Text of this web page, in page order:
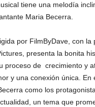
tiene una melodía
Maria Becerra.
por FilmByDave, con
presenta la bonita
proceso de crecimiento y
y una conexión única.
como los
un tema que